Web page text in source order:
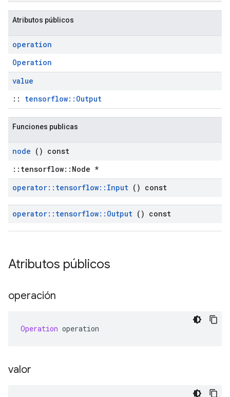
Atributos públicos
operation
Operation
value
:: tensorflow::Output
Funciones publicas
node () const
::tensorflow::Node *
operator:: tensorflow:: Input () const
operator:: tensorflow:: Output () const
Atributos públicos
operación
Operation operation
valor